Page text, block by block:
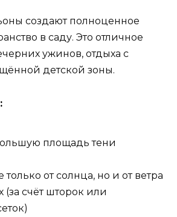
создают полноценное
в саду. Это отличное
ужинов, отдыха с
детской зоны.
площадь тени
от солнца, но и от ветра
(за счёт шторок или